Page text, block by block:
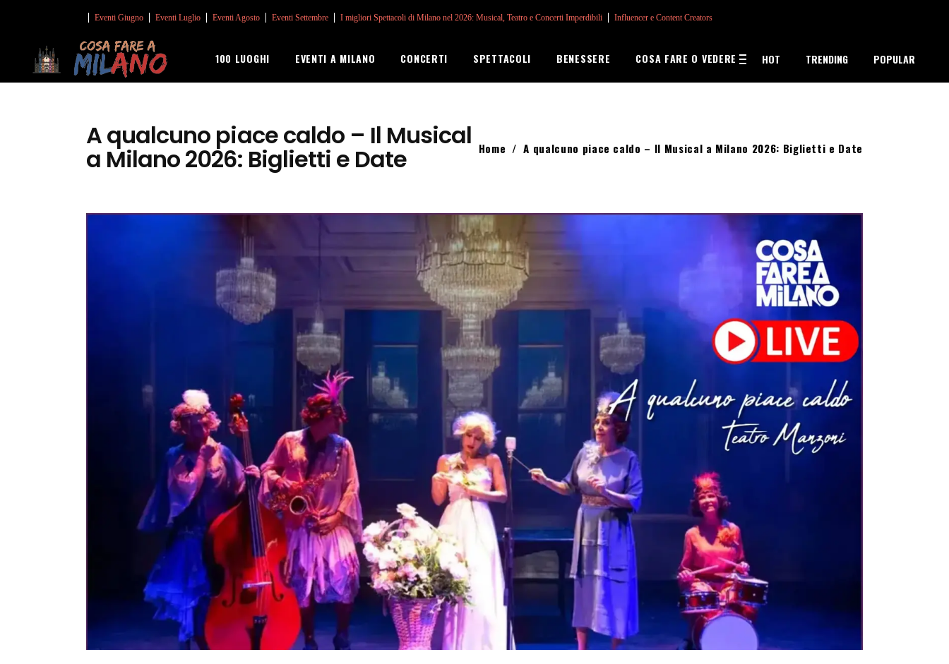
Eventi Giugno Eventi Luglio Eventi Agosto Eventi Settembre I migliori Spettacoli di Milano nel 2026: Musical, Teatro e Concerti Imperdibili Influencer e Content Creators
100 LUOGHI EVENTI A MILANO CONCERTI SPETTACOLI BENESSERE COSA FARE O VEDERE HOT TRENDING POPULAR
A qualcuno piace caldo – Il Musical
a Milano 2026: Biglietti e Date Home /A qualcuno piace caldo – Il Musical a Milano 2026: Biglietti e Date